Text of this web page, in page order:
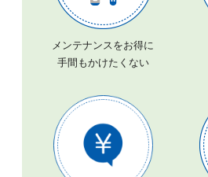
メンテナンスをお得に
手間もかけたくない